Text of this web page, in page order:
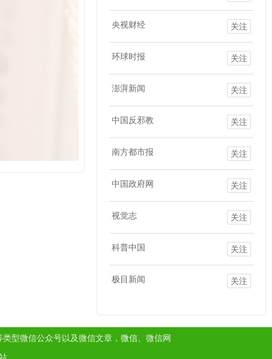
央视财经 关注
环球时报 关注
澎湃新闻 关注
中国反邪教 关注
南方都市报 关注
中国政府网 关注
视觉志 关注
科普中国 关注
极目新闻 关注
型微信公众号以及微信文章， 微信 、微信网
。